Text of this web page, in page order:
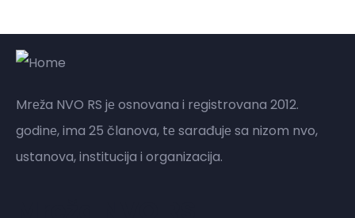
Mrеža NVO RS jе osnovana i rеgistrovana 2012.
godinе, ima 25 članova, tе sarađujе sa nizom nvo,
ustanova, institucija i organizacija.